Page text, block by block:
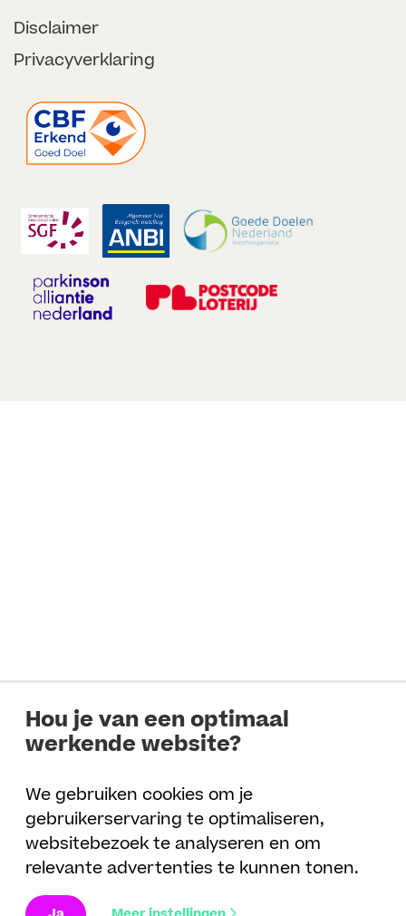
Disclaimer
Privacyverklaring
Hou je van een optimaal
werkende website?
We gebruiken cookies om je
gebruikerservaring te optimaliseren,
websitebezoek te analyseren en om
relevante advertenties te kunnen tonen.